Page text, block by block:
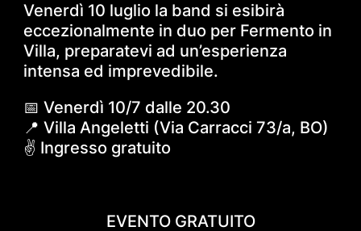
Venerdì 10 luglio la band si esibirà
eccezionalmente in duo per Fermento in
Villa, preparatevi ad un’esperienza
intensa ed imprevedibile.
📅 Venerdì 10/7 dalle 20.30
📍 Villa Angeletti (Via Carracci 73/a, BO)
✌️ Ingresso gratuito
EVENTO GRATUITO